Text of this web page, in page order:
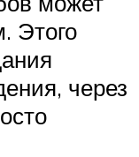
Этого
через